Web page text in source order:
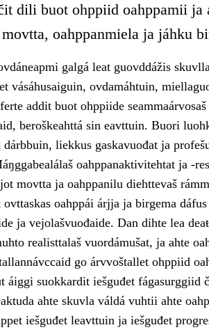
dili buot ohppiid oahppamii ja
oahppanmiela ja jáhku
galgá leat guovddážis
vásáhusaiguin, ovdamáhtuin,
addit buot ohppiide
beroškeahttá sin eavttuin. Buori
liekkus gaskavuođat ja
oahppanaktivitehtat ja -
movtta ja oahppanilu diehttevaš
oahppái árjja ja birgema
ja vejolašvuođaide. Dan dihte lea
realisttalaš vuordámušat, ja ahte
go árvvoštallet ohppiid
áiggi suokkardit iešguđet fágasurggiid
ahte skuvla váldá vuhtii ahte
iešguđet leavttuin ja iešguđet